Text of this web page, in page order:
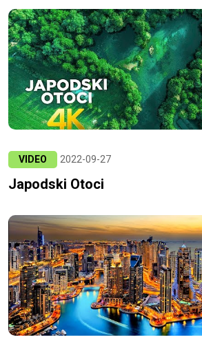
VIDEO 2022-09-27
Japodski Otoci